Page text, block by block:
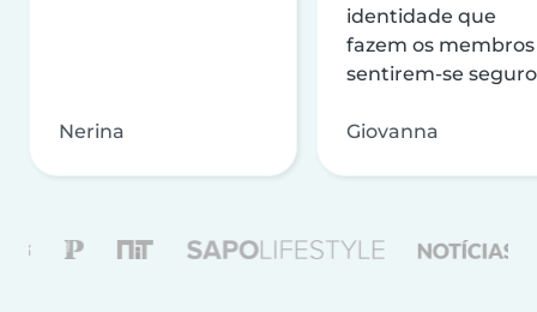
Nerina
identidade que
fazem os membros
sentirem-se
Giovanna